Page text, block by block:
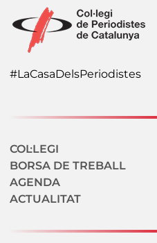
#LaCasaDelsPeriodistes
Navegació secundaria
COL·LEGI
BORSA DE TREBALL
AGENDA
ACTUALITAT